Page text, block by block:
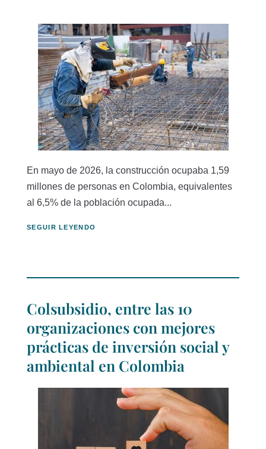
En mayo de 2026, la construcción ocupaba 1,59
millones de personas en Colombia, equivalentes
al 6,5% de la población ocupada...
SEGUIR LEYENDO
Colsubsidio, entre las 10
organizaciones con mejores
prácticas de inversión social y
ambiental en Colombia